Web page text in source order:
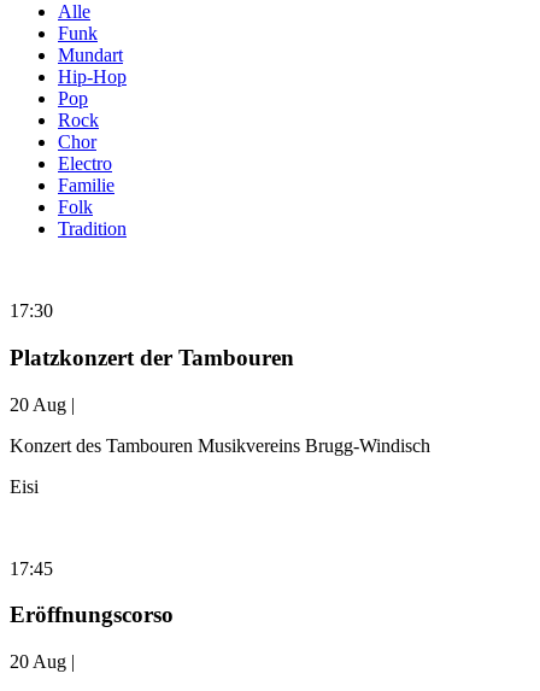
Alle
Funk
Mundart
Hip-Hop
Pop
Rock
Chor
Electro
Familie
Folk
Tradition
17:30
Platzkonzert der Tambouren
20 Aug |
Konzert des Tambouren Musikvereins Brugg-Windisch
Eisi
17:45
Eröffnungscorso
20 Aug |